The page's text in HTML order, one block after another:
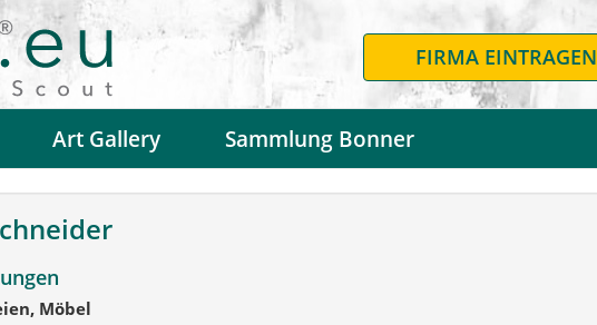
FIRMA EINTRAGEN
Art Gallery Sammlung Bonner
Möbel